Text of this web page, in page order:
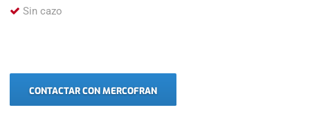
Sin cazo
CONTACTAR CON MERCOFRAN